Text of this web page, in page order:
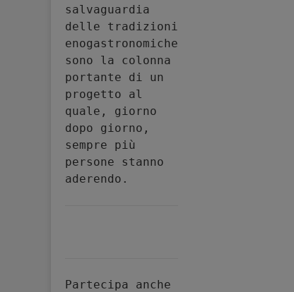
salvaguardia
delle tradizioni
enogastronomiche
sono la colonna
portante di un
progetto al
quale, giorno
dopo giorno,
sempre più
persone stanno
aderendo.
Partecipa anche